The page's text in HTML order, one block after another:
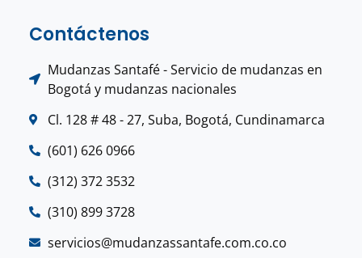
Contáctenos
Mudanzas Santafé - Servicio de mudanzas en
Bogotá y mudanzas nacionales
Cl. 128 # 48 - 27, Suba, Bogotá, Cundinamarca
(601) 626 0966
(312) 372 3532
(310) 899 3728
servicios@mudanzassantafe.com.co.co